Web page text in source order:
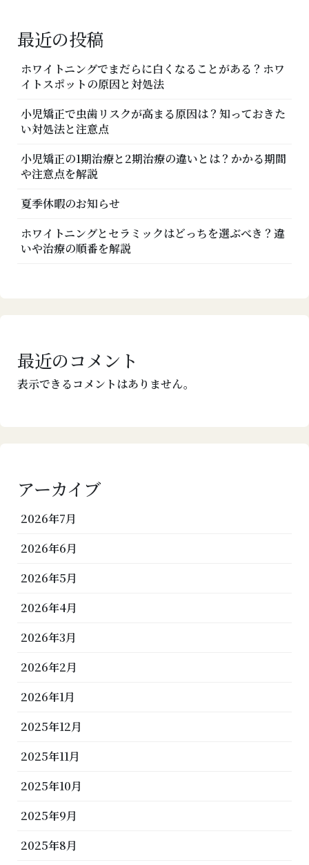
最近の投稿
ホワイトニングでまだらに白くなることがある？ホワ
イトスポットの原因と対処法
小児矯正で虫歯リスクが高まる原因は？知っておきた
い対処法と注意点
小児矯正の1期治療と2期治療の違いとは？かかる期間
や注意点を解説
夏季休暇のお知らせ
ホワイトニングとセラミックはどっちを選ぶべき？違
いや治療の順番を解説
最近のコメント
表示できるコメントはありません。
アーカイブ
2026年7月
2026年6月
2026年5月
2026年4月
2026年3月
2026年2月
2026年1月
2025年12月
2025年11月
2025年10月
2025年9月
2025年8月